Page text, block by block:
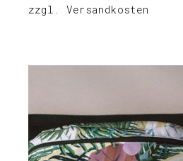
zzgl.Versandkosten